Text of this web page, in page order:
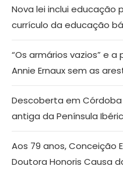
Nova lei inclui educação
currículo da educação
“Os armários vazios” e
Annie Ernaux sem as
Descoberta em
antiga da Península
Aos 79 anos, Conceição
Doutora Honoris Causa